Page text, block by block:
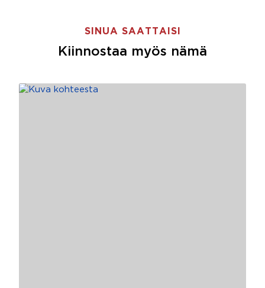
SINUA SAATTAISI
Kiinnostaa myös nämä